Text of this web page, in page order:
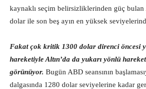
kaynaklı seçim belirsizliklerinden güç bulan
dolar ile son beş ayın en yüksek
Fakat çok kritik 1300 dolar direnci öncesi
hareketiyle Altın’da da yukarı yönlü
görünüyor. Bugün ABD seansının
dalgasında 1280 dolar seviyelerine kadar